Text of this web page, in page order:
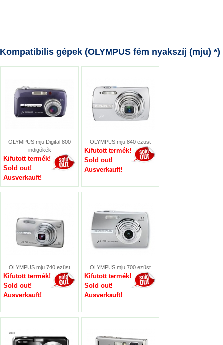
Kompatibilis gépek (OLYMPUS fém nyakszíj (mju) *)
OLYMPUS mju Digital 800
indigókék
Kifutott termék!
Sold out!
Ausverkauft!
OLYMPUS mju 840 ezüst
Kifutott termék!
Sold out!
Ausverkauft!
OLYMPUS mju 740 ezüst
Kifutott termék!
Sold out!
Ausverkauft!
OLYMPUS mju 700 ezüst
Kifutott termék!
Sold out!
Ausverkauft!